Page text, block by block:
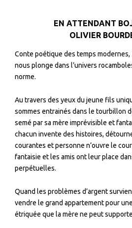
EN ATTENDANT
OLIVIER
Conte poétique des temps modernes,
nous plonge dans l’univers
norme.
Au travers des yeux du jeune fils
sommes entrainés dans le tourbillon
semé par sa mère imprévisible et
chacun invente des histoires,
courantes et personne n’ouvre le
fantaisie et les amis ont leur place
perpétuelles.
Quand les problèmes d’argent
vendre le grand appartement pour
étriquée que la mère ne peut